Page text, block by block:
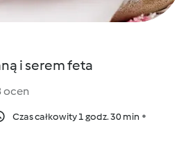
i serem feta
ocen
Czas całkowity 1 godz. 30 min